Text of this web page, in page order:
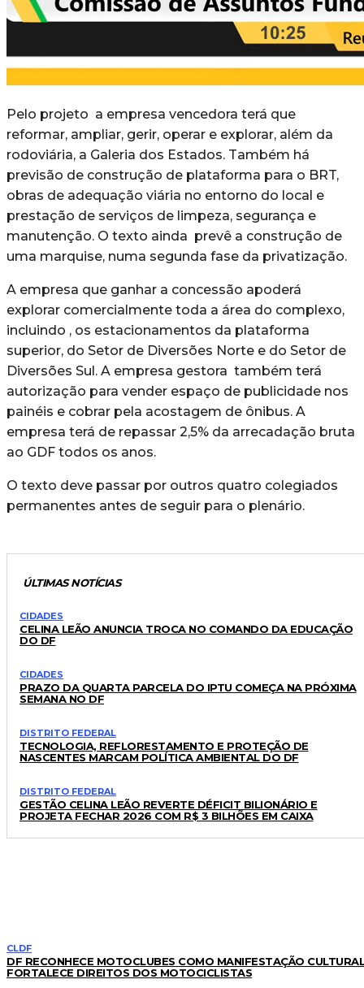
Pelo projeto a empresa vencedora terá que
reformar, ampliar, gerir, operar e explorar, além da
rodoviária, a Galeria dos Estados. Também há
previsão de construção de plataforma para o BRT,
obras de adequação viária no entorno do local e
prestação de serviços de limpeza, segurança e
manutenção. O texto ainda prevê a construção de
uma marquise, numa segunda fase da privatização.
A empresa que ganhar a concessão apoderá
explorar comercialmente toda a área do complexo,
incluindo , os estacionamentos da plataforma
superior, do Setor de Diversões Norte e do Setor de
Diversões Sul. A empresa gestora também terá
autorização para vender espaço de publicidade nos
painéis e cobrar pela acostagem de ônibus. A
empresa terá de repassar 2,5% da arrecadação bruta
ao GDF todos os anos.
O texto deve passar por outros quatro colegiados
permanentes antes de seguir para o plenário.
ÚLTIMAS NOTÍCIAS
CIDADES
CELINA LEÃO ANUNCIA TROCA NO COMANDO DA EDUCAÇÃO
DO DF
CIDADES
PRAZO DA QUARTA PARCELA DO IPTU COMEÇA NA PRÓXIMA
SEMANA NO DF
DISTRITO FEDERAL
TECNOLOGIA, REFLORESTAMENTO E PROTEÇÃO DE
NASCENTES MARCAM POLÍTICA AMBIENTAL DO DF
DISTRITO FEDERAL
GESTÃO CELINA LEÃO REVERTE DÉFICIT BILIONÁRIO E
PROJETA FECHAR 2026 COM R$ 3 BILHÕES EM CAIXA
CLDF
DF RECONHECE MOTOCLUBES COMO MANIFESTAÇÃO
FORTALECE DIREITOS DOS MOTOCICLISTAS